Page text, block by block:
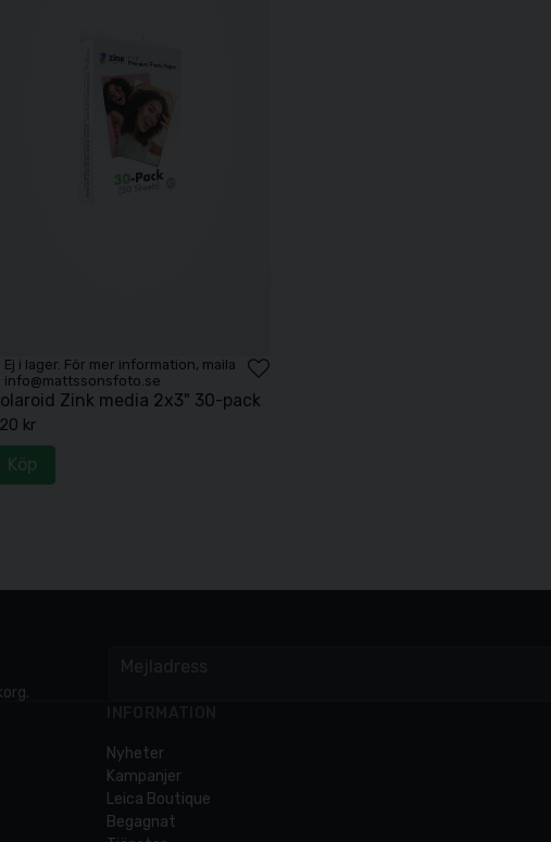
Ej i lager. För mer information, maila
info@mattssonsfoto.se
Zink media 2x3" 30-pack
kr
Köp
Nyheter
Kampanjer
Leica Boutique
Begagnat